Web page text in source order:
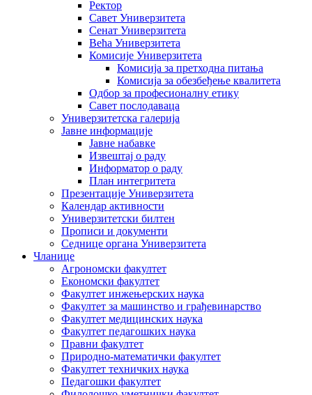
Ректор
Савет Универзитета
Сенат Универзитета
Већа Универзитета
Комисије Универзитета
Комисија за претходна питања
Комисија за обезбеђење квалитета
Одбор за професионалну етику
Савет послодаваца
Универзитетска галерија
Јавне информације
Јавне набавке
Извештај о раду
Информатор о раду
План интегритета
Презентације Универзитета
Календар активности
Универзитетски билтен
Прописи и документи
Седнице органа Универзитета
Чланице
Агрономски факултет
Економски факултет
Факултет инжењерских наука
Факултет за машинство и грађевинарство
Факултет медицинских наука
Факултет педагошких наука
Правни факултет
Природно-математички факултет
Факултет техничких наука
Педагошки факултет